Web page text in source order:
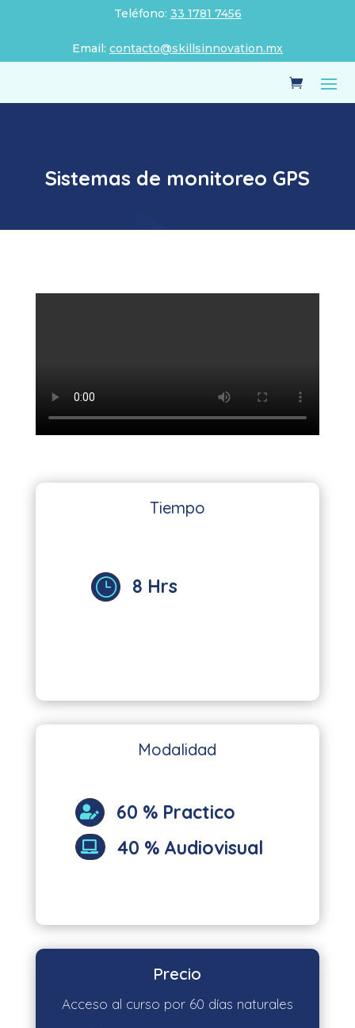
Teléfono: 33 1781 7456
Email: contacto@skillsinnovation.mx
Sistemas de monitoreo GPS
Tiempo
} 8 Hrs
Modalidad
 60 % Practico
 40 % Audiovisual
Precio
Acceso al curso por 60 días naturales